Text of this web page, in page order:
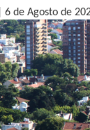
6 de Agosto de